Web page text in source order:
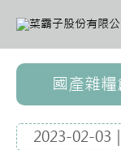
國產雜
2023-02-03